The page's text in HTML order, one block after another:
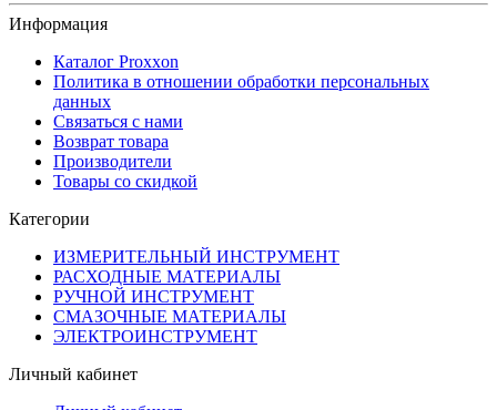
Информация
Каталог Proxxon
Политика в отношении обработки персональных
данных
Связаться с нами
Возврат товара
Производители
Товары со скидкой
Категории
ИЗМЕРИТЕЛЬНЫЙ ИНСТРУМЕНТ
РАСХОДНЫЕ МАТЕРИАЛЫ
РУЧНОЙ ИНСТРУМЕНТ
СМАЗОЧНЫЕ МАТЕРИАЛЫ
ЭЛЕКТРОИНСТРУМЕНТ
Личный кабинет